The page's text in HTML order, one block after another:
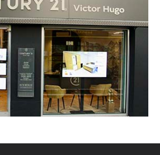
21 Victor Hugo
de Belgrade
- 38000
Envoyer un message
à l'agence